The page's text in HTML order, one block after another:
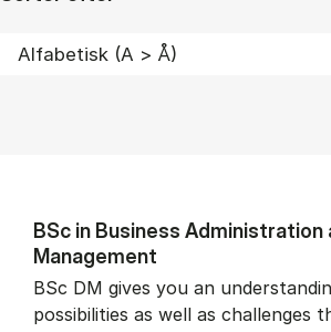
BSc in Busi­ness Ad­min­is­tra­tion
Man­age­ment
BSc DM gives you an
possibilities as well as challenges